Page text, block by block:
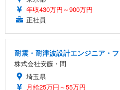
年収430万円～900万円
正社員
耐震・耐津波設計エンジニア・
株式会社安藤・間
埼玉県
月給25万円～55万円